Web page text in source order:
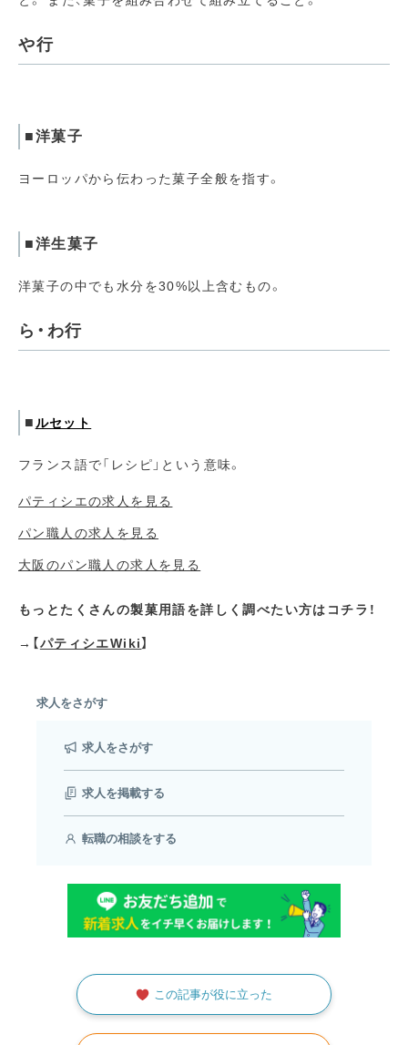
や行
■洋菓子
ヨーロッパから伝わった菓子全般を指す。
■洋生菓子
洋菓子の中でも水分を30%以上含むもの。
ら・わ行
■ルセット
フランス語で「レシピ」という意味。
パティシエの求人を見る
パン職人の求人を見る
大阪のパン職人の求人を見る
もっとたくさんの製菓用語を詳しく調べたい方はコチラ！
→【パティシエWiki】
求人をさがす
求人をさがす
求人を掲載する
転職の相談をする
この記事が役に立った